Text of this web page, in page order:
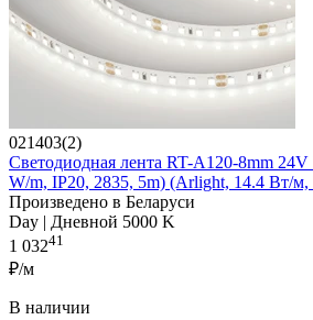
021403(2)
Светодиодная лента RT-A120-8mm
W/m, IP20, 2835, 5m) (Arlight, 14.4 Вт/м,
Произведено в Беларуси
Day | Дневной 5000 K
1 03241
₽/м
В наличии